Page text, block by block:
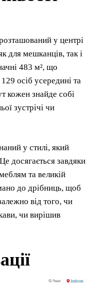
у центрі
для мешканців, так і
483 м², що
осіб усередині та
кожен знайде собі
зустрічі чи
у стилі, який
досягається завдяки
та великій
до дрібниць, щоб
від того, чи
чи вирішив